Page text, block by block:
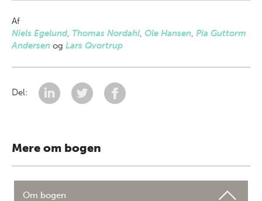
Af
Niels Egelund, Thomas Nordahl, Ole Hansen, Pia Guttorm
Andersen og Lars Qvortrup
Del:
Mere om bogen
Om bogen